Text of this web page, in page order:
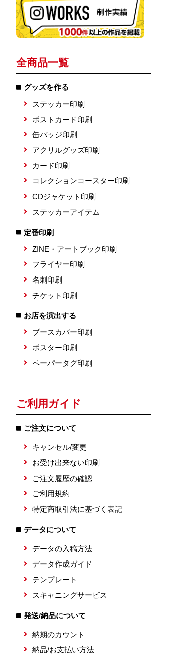
全商品一覧
グッズを作る
ステッカー印刷
ポストカード印刷
缶バッジ印刷
アクリルグッズ印刷
カード印刷
コレクションコースター印刷
CDジャケット印刷
ステッカーアイテム
定番印刷
ZINE・アートブック印刷
フライヤー印刷
名刺印刷
チケット印刷
お店を演出する
ブースカバー印刷
ポスター印刷
ペーパータグ印刷
ご利用ガイド
ご注文について
キャンセル/変更
お受け出来ない印刷
ご注文履歴の確認
ご利用規約
特定商取引法に基づく表記
データについて
データの入稿方法
データ作成ガイド
テンプレート
スキャニングサービス
発送/納品について
納期のカウント
納品/お支払い方法